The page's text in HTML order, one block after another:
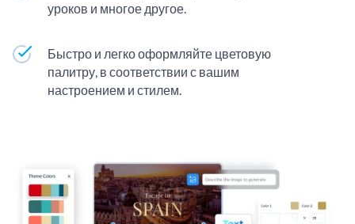
уроков и многое другое.
Быстро и легко оформляйте цветовую
палитру, в соответствии с вашим
настроением и стилем.